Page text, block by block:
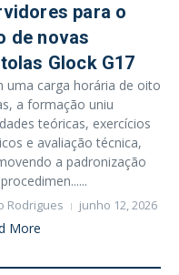
para o
de novas
Glock G17
uma carga horária de oito
a formação uniu
teóricas, exercícios
e avaliação técnica,
a padronização
Rodrigues junho 12, 2026
More